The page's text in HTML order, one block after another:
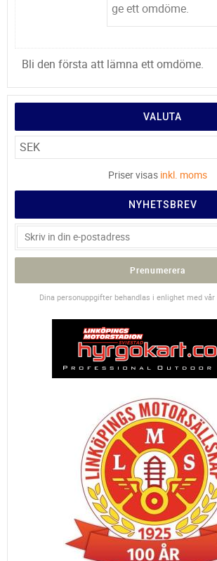
Bli den första att lämna ett omdöme.
VALUTA
Priser visas inkl. moms
NYHETSBREV
Prenumerera
Dina personuppgifter behandlas i enlighet med vår